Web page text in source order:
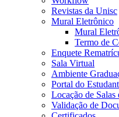
Revistas da Unisc
Mural Eletrônico
Mural
Termo de
Enquete
Sala Virtual
Ambiente
Portal do
Locação de
Validação de